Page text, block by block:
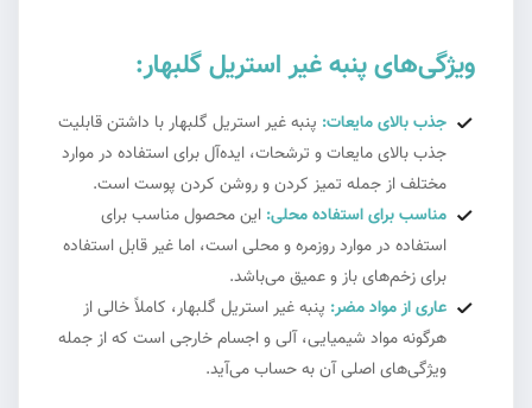
ویژگی‌های پنبه غیر استریل گلبهار:
جذب بالای مایعات: پنبه غیر استریل گلبهار با داشتن قابلیت
جذب بالای مایعات و ترشحات، ایده‌آل برای استفاده در موارد
مختلف از جمله تمیز کردن و روشن کردن پوست است.
مناسب برای استفاده محلی: این محصول مناسب برای
استفاده در موارد روزمره و محلی است، اما غیر قابل استفاده
برای زخم‌های باز و عمیق می‌باشد.
عاری از مواد مضر: پنبه غیر استریل گلبهار، کاملاً خالی از
هرگونه مواد شیمیایی، آلی و اجسام خارجی است که از جمله
ویژگی‌های اصلی آن به حساب می‌آید.